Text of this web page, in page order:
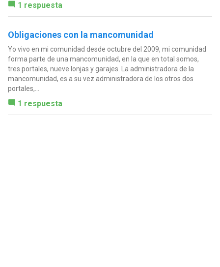
1 respuesta
Obligaciones con la mancomunidad
Yo vivo en mi comunidad desde octubre del 2009, mi comunidad
forma parte de una mancomunidad, en la que en total somos,
tres portales, nueve lonjas y garajes. La administradora de la
mancomunidad, es a su vez administradora de los otros dos
portales,...
1 respuesta